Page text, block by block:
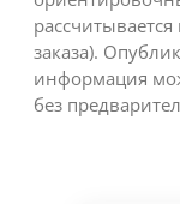
заказа).
информация
без